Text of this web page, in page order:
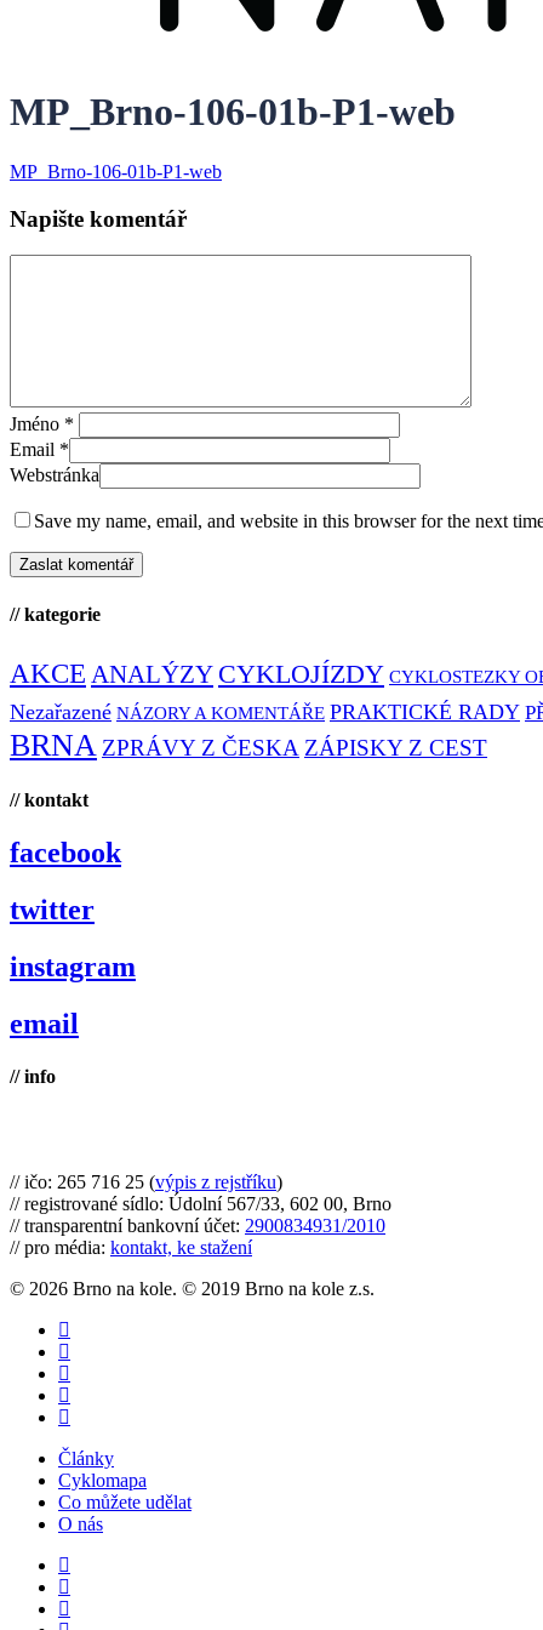
MP_Brno-106-01b-P1-web
MP_Brno-106-01b-P1-web
Napište komentář
Jméno *
Email *
Webstránka
Save my name, email, and website in this browser for the next
// kategorie
AKCE ANALÝZY CYKLOJÍZDY CYKLOSTEZKY
Nezařazené NÁZORY A KOMENTÁŘE PRAKTICKÉ RADY
BRNA ZPRÁVY Z ČESKA ZÁPISKY Z CEST
// kontakt
facebook
twitter
instagram
email
// info
// ičo: 265 716 25 (výpis z rejstříku)
// registrované sídlo: Údolní 567/33, 602 00, Brno
// transparentní bankovní účet: 2900834931/2010
// pro média: kontakt, ke stažení
© 2026 Brno na kole. © 2019 Brno na kole z.s.
twitter
facebook
youtube
RSS
instagram
Close
Menu
Články
Cyklomapa
Co můžete udělat
O nás
twitter
facebook
instagram